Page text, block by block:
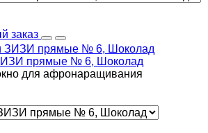
заказ
прямые № 6, Шоколад
для афронаращивания